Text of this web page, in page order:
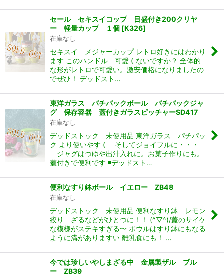
セール セキスイコップ 目盛付き200クリヤ
ー 軽量カップ １個 [K326]
在庫なし
セキスイ メジャーカップ レトロ好きにはわかり
ます このハンドル 可愛くないですか？ 全体的
な形がレトロで可愛い。激安価格になりましたの
でぜひ！ デッドスト…
東洋ガラス パチパックボール パチパックジャ
グ 保存容器 蓋付きガラスピッチャーSD417
在庫なし
デッドストック 未使用品 東洋ガラス パチパッ
ク より使いやすく そしてジョイフルに・・・
ジャグはつゆや出汁入れに。お菓子作りにも。
蓋付きで便利です ◾️デッドスト…
便利なすり鉢ボール イエロー ZB48
在庫なし
デッドストック 未使用品 便利なすり鉢 レモン
絞り ざるなどがひとつに！！ (^▽^)/蓋のサイケ
な模様がステキすぎる〜 ボウルはすり鉢にもなる
ように溝がありますい 離乳食にも！ …
今では珍しいやしまざる中 金属製ザル ブル
ー ZB39